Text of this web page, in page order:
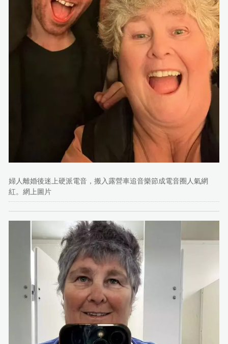
婦人離婚後迷上硬派電音，搬入露營車追音樂節成電音圈人氣網
紅。網上圖片